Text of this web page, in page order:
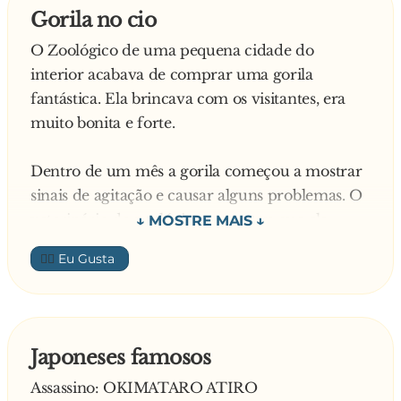
estão todas na kombi acenando, e tem uma que
não pára de buzinar!!!
recuperou, agora vamos fazer uma festa pra
comemorar! Matem o porco!
A loira pergunta:
- E qual a especialidade dele?
O doutor responde:
- Ele é veterinário.
Gorila no cio
O Zoológico de uma pequena cidade do
interior acabava de comprar uma gorila
fantástica. Ela brincava com os visitantes, era
muito bonita e forte.
Dentro de um mês a gorila começou a mostrar
sinais de agitação e causar alguns problemas. O
veterinário do zoológico constatou que ela
estava no cio.
â?? Precisamos arrumar um macho
rapidamente para acalmar a gorila! â?? disse ele
Então todos os zoológicos das cidades vizinhas
👍🏼
Japoneses famosos
Assassino: OKIMATARO ATIRO